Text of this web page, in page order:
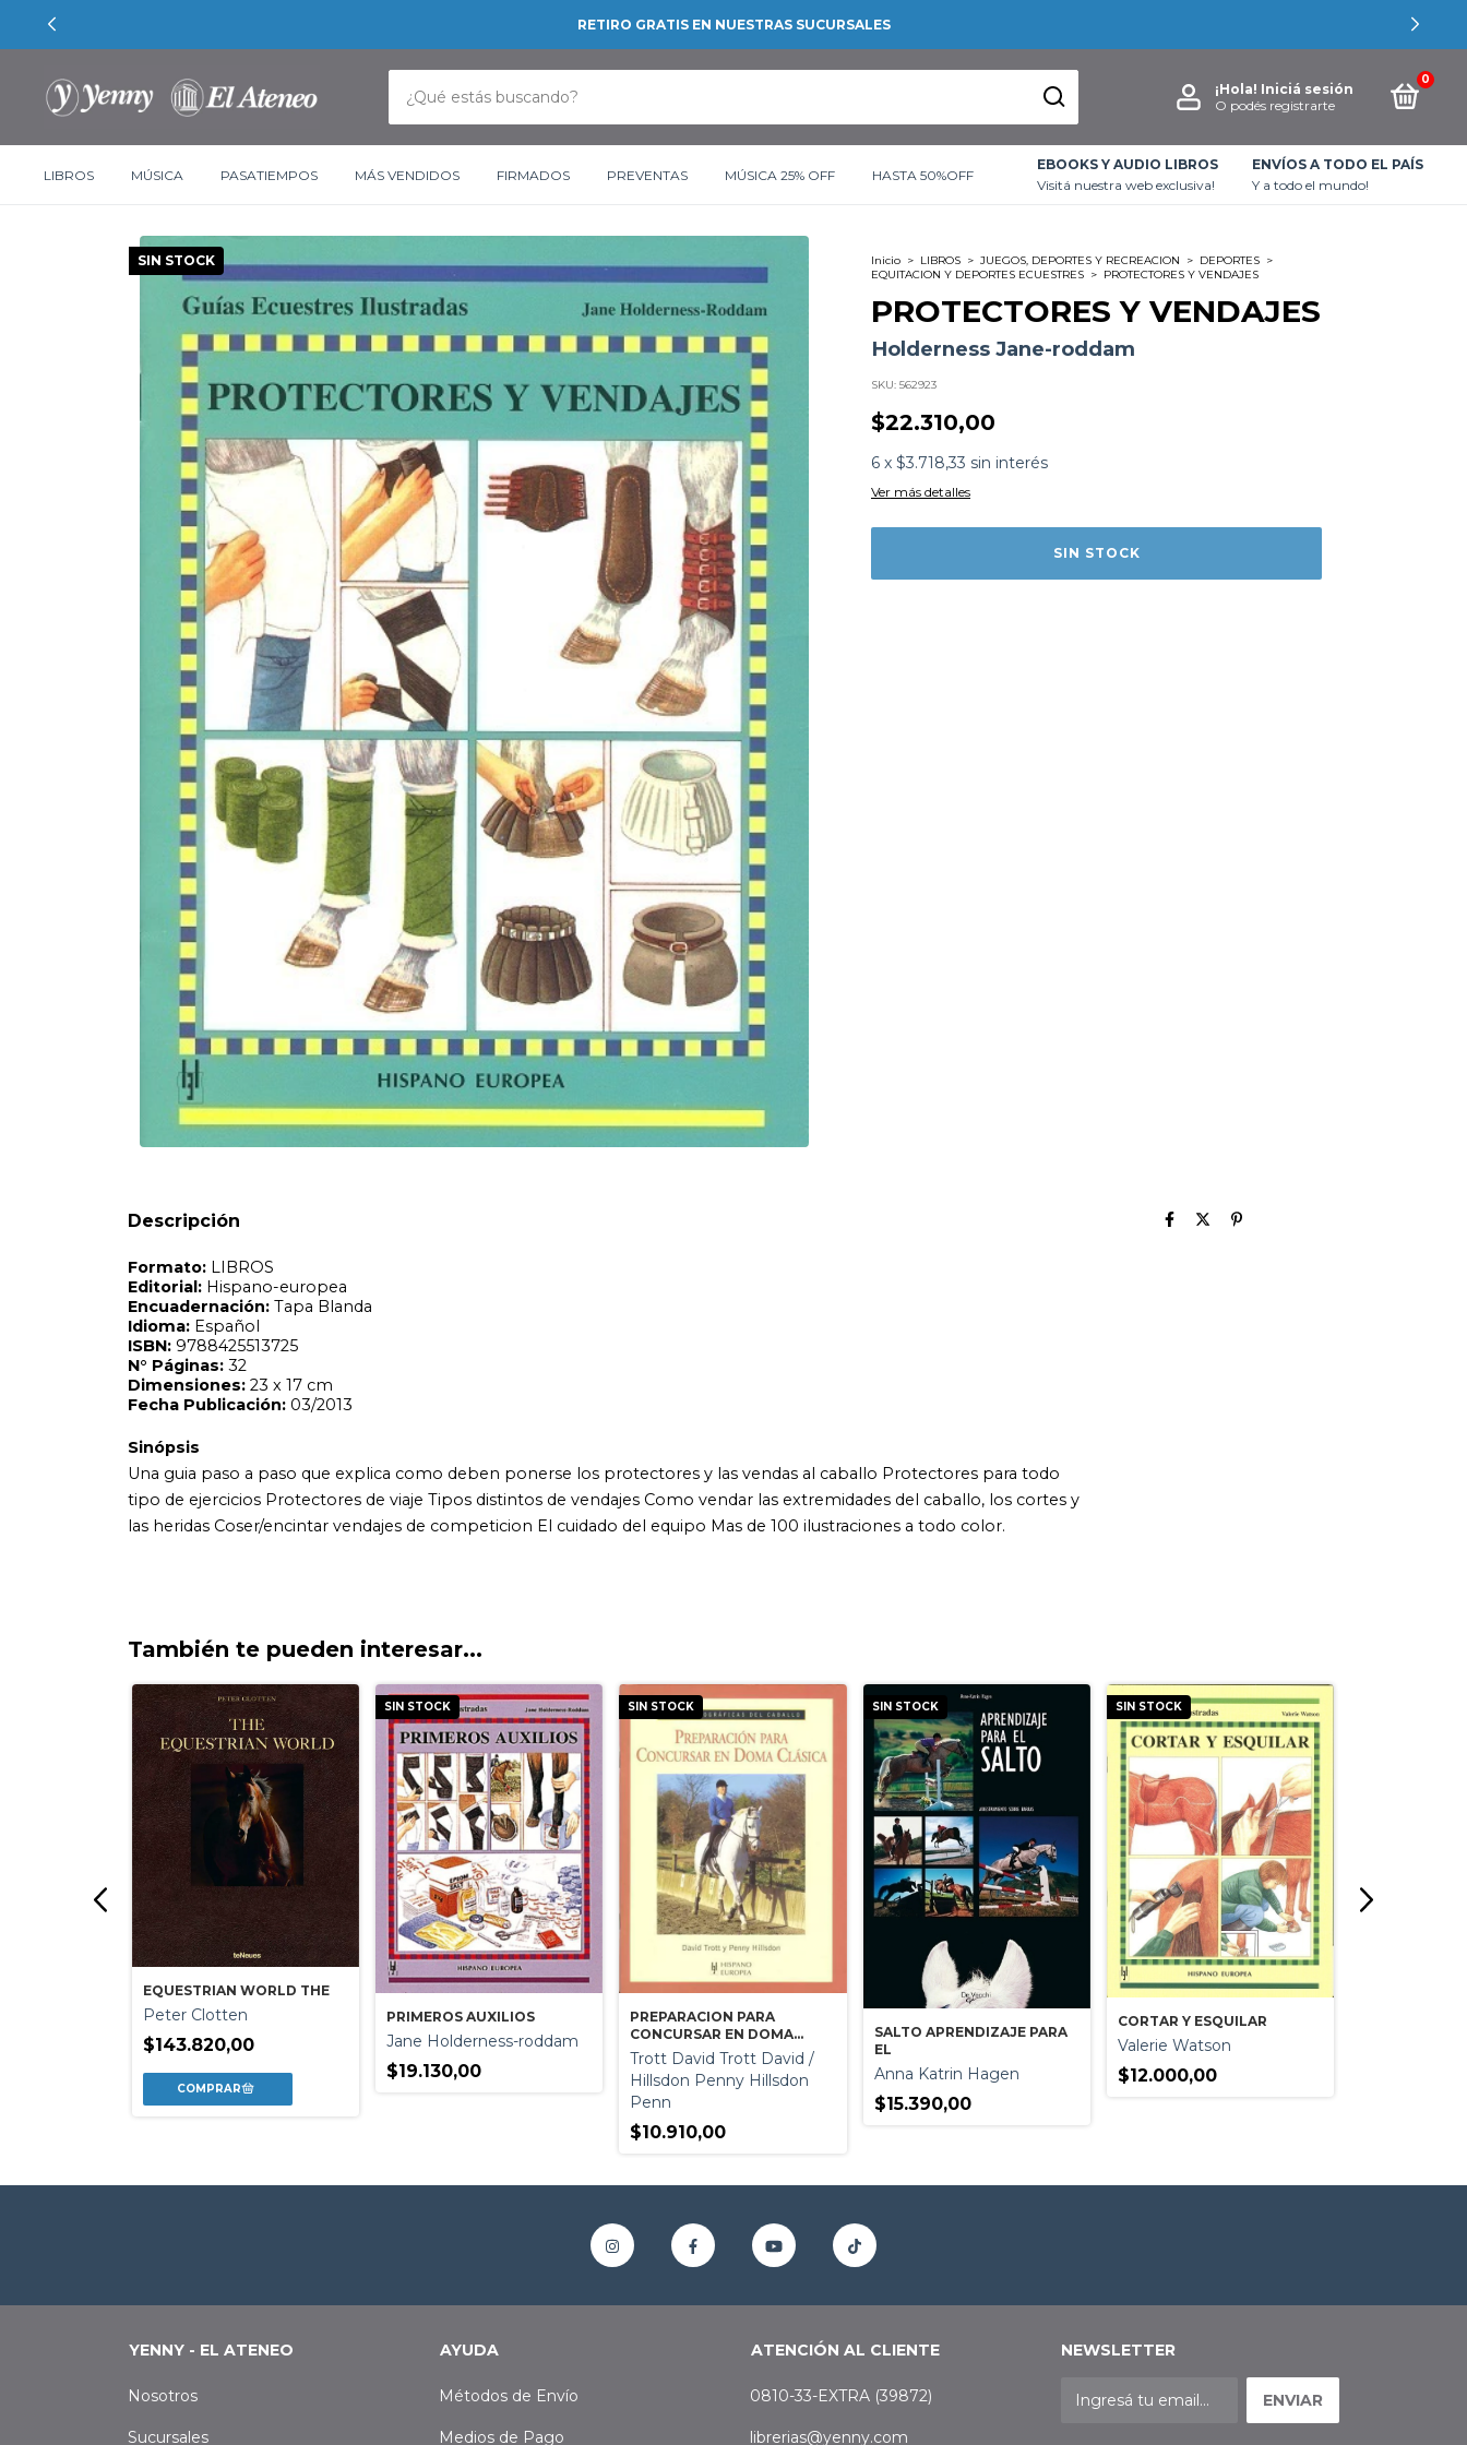
RETIRO GRATIS EN NUESTRAS SUCURSALES
¡Hola! Iniciá sesión
O podés registrarte
0
LIBROS MÚSICA PASATIEMPOS MÁS VENDIDOS FIRMADOS PREVENTAS MÚSICA 25% OFF HASTA 50%OFF
EBOOKS Y AUDIO LIBROS
Visitá nuestra web exclusiva!
ENVÍOS A TODO EL PAÍS
Y a todo el mundo!
SIN STOCK Inicio > LIBROS > JUEGOS, DEPORTES Y RECREACION > DEPORTES >
EQUITACION Y DEPORTES ECUESTRES > PROTECTORES Y VENDAJES
PROTECTORES Y VENDAJES
Holderness Jane-roddam
SKU: 562923
$22.310,00
6 x $3.718,33 sin interés
Ver más detalles
Descripción
LIBROS
Hispano-europea
Encuadernación:
Español
9788425513725
Una guia paso a paso que explica como deben ponerse los protectores y las vendas al caballo Protectores para todo
las heridas Coser/encintar vendajes de competicion El cuidado del equipo Mas de 100 ilustraciones a todo color.
También te pueden interesar...
EQUESTRIAN WORLD THE
Peter Clotten
$143.820,00
SIN STOCK
PRIMEROS AUXILIOS
Jane Holderness-roddam
$19.130,00
SIN STOCK
PREPARACION PARA
CONCURSAR EN DOMA
CLASICA
Trott David Trott David /
Hillsdon Penny Hillsdon
Penn
$10.910,00
SIN STOCK
SALTO APRENDIZAJE PARA
EL
Anna Katrin Hagen
$15.390,00
SIN STOCK
CORTAR Y ESQUILAR
Valerie Watson
$12.000,00
YENNY - EL ATENEO
Nosotros
Sucursales
AYUDA
Métodos de Envío
Medios de Pago
ATENCIÓN AL CLIENTE
0810-33-EXTRA (39872)
librerias@yenny.com
NEWSLETTER